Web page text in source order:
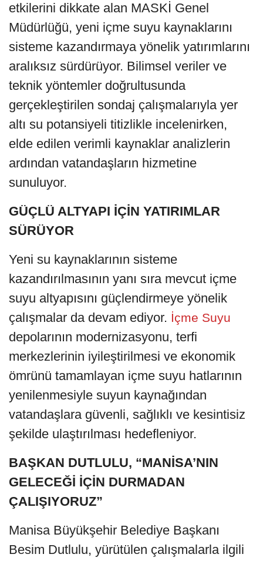
etkilerini dikkate alan MASKİ Genel
Müdürlüğü, yeni içme suyu kaynaklarını
sisteme kazandırmaya yönelik yatırımlarını
aralıksız sürdürüyor. Bilimsel veriler ve
teknik yöntemler doğrultusunda
gerçekleştirilen sondaj çalışmalarıyla yer
altı su potansiyeli titizlikle incelenirken,
elde edilen verimli kaynaklar analizlerin
ardından vatandaşların hizmetine
sunuluyor.
GÜÇLÜ ALTYAPI İÇİN YATIRIMLAR
SÜRÜYOR
Yeni su kaynaklarının sisteme
kazandırılmasının yanı sıra mevcut içme
suyu altyapısını güçlendirmeye yönelik
çalışmalar da devam ediyor. İçme Suyu
depolarının modernizasyonu, terfi
merkezlerinin iyileştirilmesi ve ekonomik
ömrünü tamamlayan içme suyu hatlarının
yenilenmesiyle suyun kaynağından
vatandaşlara güvenli, sağlıklı ve kesintisiz
şekilde ulaştırılması hedefleniyor.
BAŞKAN DUTLULU, “MANİSA’NIN
GELECEĞİ İÇİN DURMADAN
ÇALIŞIYORUZ”
Manisa Büyükşehir Belediye Başkanı
Besim Dutlulu, yürütülen çalışmalarla ilgili